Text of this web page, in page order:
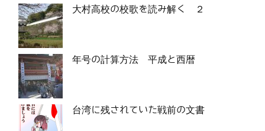
大村高校の校歌を読み解く ２
年号の計算方法 平成と西暦
台湾に残されていた戦前の文書